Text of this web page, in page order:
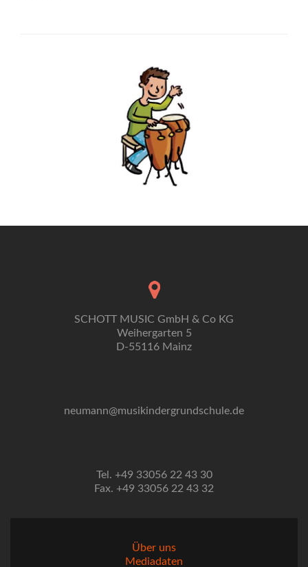
SCHOTT MUSIC GmbH & Co KG
Weihergarten 5
D-55116 Mainz
neumann@musikindergrundschule.de
Tel. +49 33056 22 43 30
Fax. +49 33056 22 43 32
Über uns
Mediadaten